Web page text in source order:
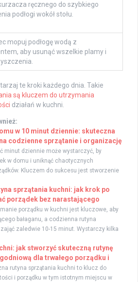
ręcznego do szybkiego
podłogi wokół stołu.
mopuj podłogę wodą z
aby usunąć wszelkie plamy i
te kroki każdego dnia. Takie
są kluczem do utrzymania
działań w kuchni.
w 10 minut dziennie: skuteczna
codzienne sprzątanie i organizację
minut dziennie może wystarczyć, by
w domu i uniknąć chaotycznych
Kluczem do sukcesu jest stworzenie
sprzątania kuchni: jak krok po
porządek bez narastającego
porządku w kuchni jest kluczowe, aby
bałaganu, a codzienna rutyna
zaledwie 10-15 minut. Wystarczy kilka
jak stworzyć skuteczną rutynę
dla trwałego porządku i
rutyna sprzątania kuchni to klucz do
i porządku w tym istotnym miejscu w